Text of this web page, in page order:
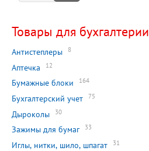
Товары для бухгалтерии
Антистеплеры 8
Аптечка 12
Бумажные блоки 164
Бухгалтерский учет 75
Дыроколы 30
Зажимы для бумаг 33
Иглы, нитки, шило, шпагат 31